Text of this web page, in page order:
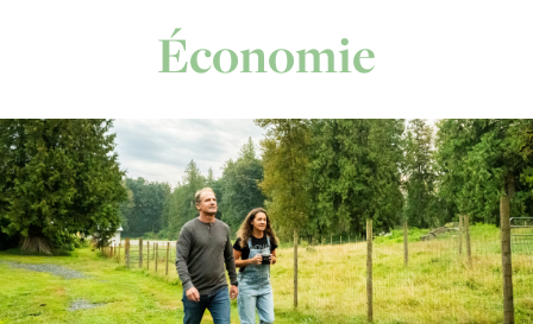
Économie